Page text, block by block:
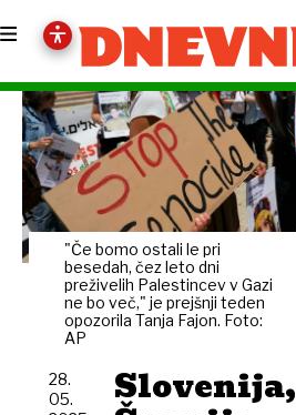
"Če bomo ostali le pri
besedah, čez leto dni
preživelih Palestincev v Gazi
ne bo več," je prejšnji teden
opozorila Tanja Fajon. Foto:
AP
Slovenija,
28.
05.